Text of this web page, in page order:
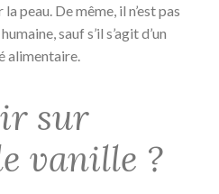
peau. De même, il n’est pas
sauf s’il s’agit d’un
alimentaire.
sur
vanille ?